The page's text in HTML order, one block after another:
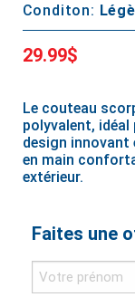
Conditon:
29.99$
Le couteau
polyvalent,
design
en main
extérieur.
Faites une